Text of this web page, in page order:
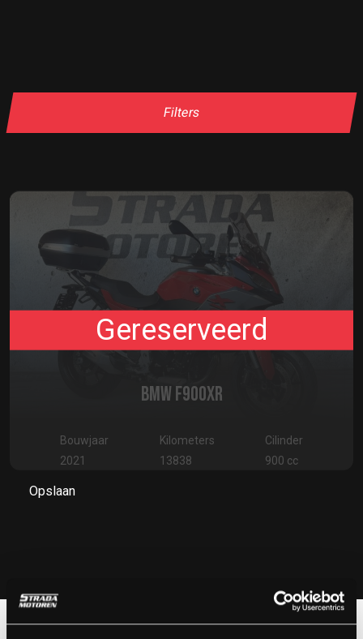
Filters
Gereserveerd
BMW F900XR
Bouwjaar
2021
Kilometers
13838
Cilinder
900 cc
Opslaan